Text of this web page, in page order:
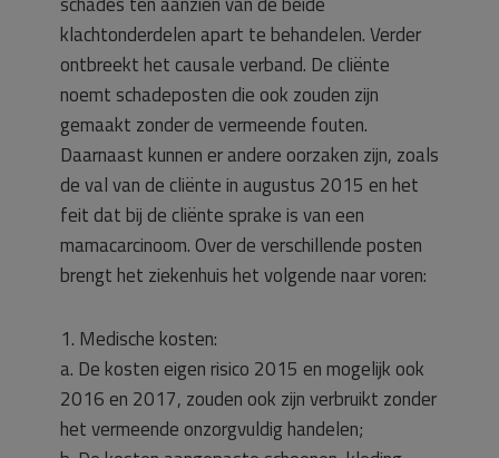
klachtonderdelen apart te behandelen. Verder
ontbreekt het causale verband. De cliënte
noemt schadeposten die ook zouden zijn
gemaakt zonder de vermeende fouten.
Daarnaast kunnen er andere oorzaken zijn, zoals
de val van de cliënte in augustus 2015 en het
feit dat bij de cliënte sprake is van een
mamacarcinoom. Over de verschillende posten
brengt het ziekenhuis het volgende naar voren:
1. Medische kosten:
a. De kosten eigen risico 2015 en mogelijk ook
2016 en 2017, zouden ook zijn verbruikt zonder
het vermeende onzorgvuldig handelen;